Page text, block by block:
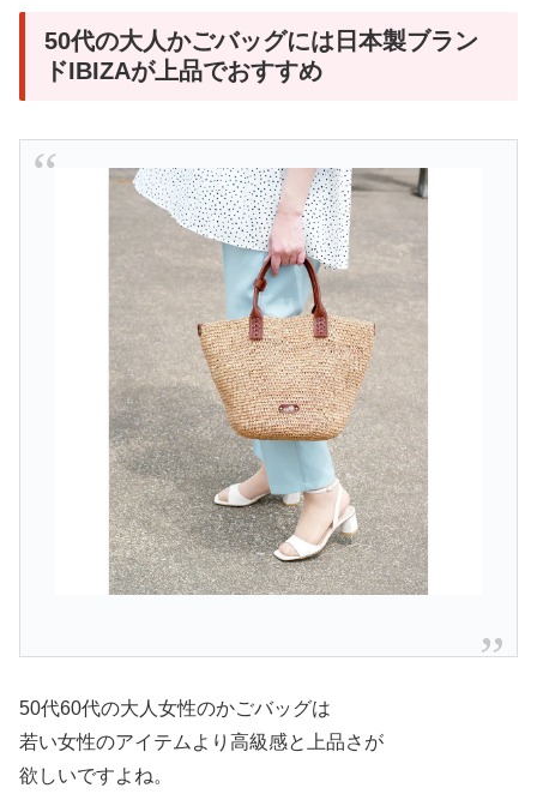
50代の大人かごバッグには日本製ブラン
ドIBIZAが上品でおすすめ
50代60代の大人女性のかごバッグは
若い女性のアイテムより高級感と上品さが
欲しいですよね。